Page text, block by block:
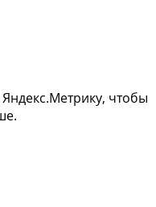
Яндекс.Метрику, чтобы